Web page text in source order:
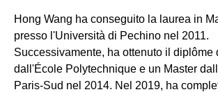
Hong Wang ha conseguito la laurea in
presso l'Università di Pechino nel 2011.
Successivamente, ha ottenuto il diplôme
dall'École Polytechnique e un Master
Paris-Sud nel 2014. Nel 2019, ha